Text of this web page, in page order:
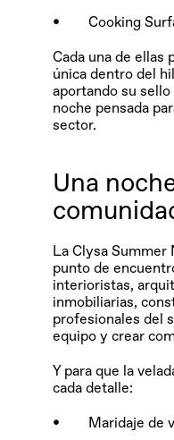
•        Cooking
Cada una de ellas
única dentro del
aportando su
noche pensada
sector.
Una
La Clysa Summer
punto de
interioristas,
inmobiliarias,
profesionales del
equipo y crear
Y para que la
cada detalle:
•        Maridaje